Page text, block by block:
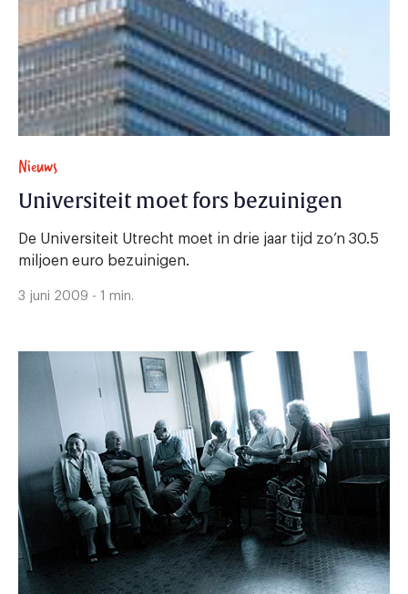
Nieuws
Universiteit moet fors bezuinigen
De Universiteit Utrecht moet in drie jaar tijd zo’n 30.5
miljoen euro bezuinigen.
3 juni 2009 - 1 min.